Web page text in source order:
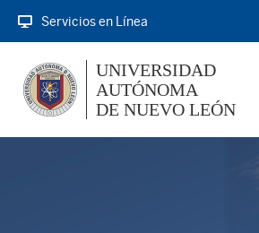
Servicios en Línea
UNIVERSIDAD
AUTÓNOMA
DE NUEVO LEÓN